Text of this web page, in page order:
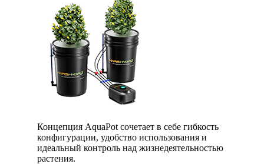
Концепция AquaPot сочетает в себе гибкость
конфигурации, удобство использования и
идеальный контроль над жизнедеятельностью
растения.